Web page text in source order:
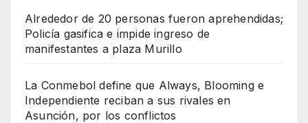
Alrededor de 20 personas fueron aprehendidas;
Policía gasifica e impide ingreso de
manifestantes a plaza Murillo
La Conmebol define que Always, Blooming e
Independiente reciban a sus rivales en
Asunción, por los conflictos